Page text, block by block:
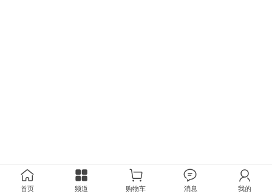
首页 频道 购物车 消息 我的